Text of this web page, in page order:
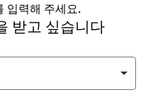
입력해 주세요.
받고 싶습니다